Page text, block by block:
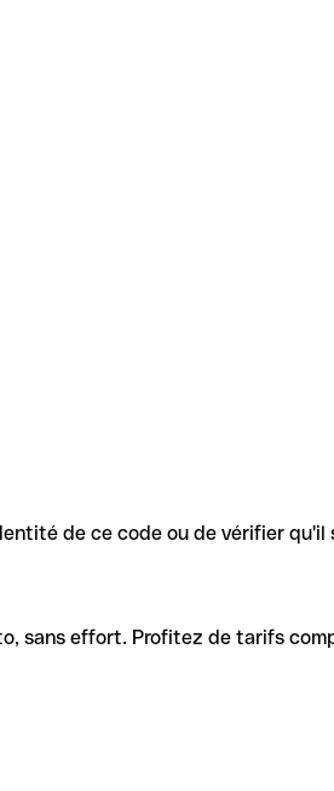
de ce code ou de vérifier
sans effort. Profitez de tarifs